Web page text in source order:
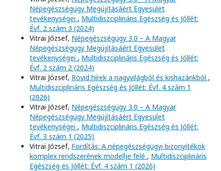
Népegészségügy Megújításáért Egyesület
tevékenységei , Multidiszciplináris Egészség és Jóllét:
Évf. 2 szám 3 (2024)
Vitrai József, Népegészségügy 3.0 – A Magyar
Népegészségügy Megújításáért Egyesület
tevékenységei , Multidiszciplináris Egészség és Jóllét:
Évf. 2 szám 2 (2024)
Vitrai József, Rövid hírek a nagyvilágból és kishazánkból ,
Multidiszciplináris Egészség és Jóllét: Évf. 4 szám 1
(2026)
Vitrai József, Népegészségügy 3.0 – A Magyar
Népegészségügy Megújításáért Egyesület
tevékenységei , Multidiszciplináris Egészség és Jóllét:
Évf. 3 szám 1 (2025)
Vitrai József, Fordítás: A népegészségügyi bizonyítékok
komplex rendszerének modellje felé , Multidiszciplináris
Egészség és Jóllét: Évf. 4 szám 1 (2026)